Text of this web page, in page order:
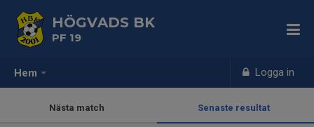
Hem Logga in
HÖGVADS BK
PF 19
Nästa match Senaste resultat